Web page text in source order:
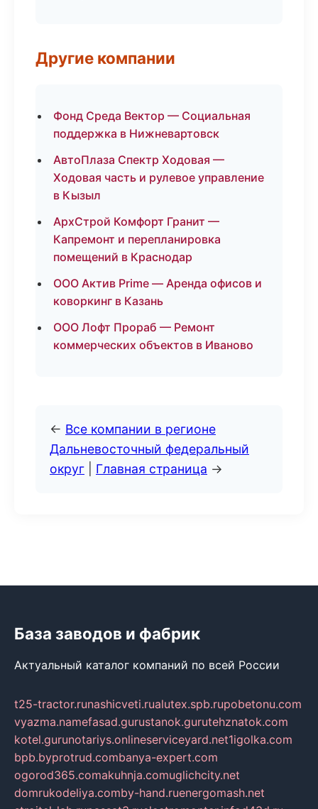
Другие компании
Фонд Среда Вектор — Социальная
поддержка в Нижневартовск
АвтоПлаза Спектр Ходовая —
Ходовая часть и рулевое управление
в Кызыл
АрхСтрой Комфорт Гранит —
Капремонт и перепланировка
помещений в Краснодар
ООО Актив Prime — Аренда офисов и
коворкинг в Казань
ООО Лофт Прораб — Ремонт
коммерческих объектов в Иваново
← Все компании в регионе
Дальневосточный федеральный
округ
Главная страница →
База заводов и фабрик
Актуальный каталог компаний по всей России
t25-tractor.runashicveti.rualutex.spb.rupobetonu.com
vyazma.namefasad.gurustanok.gurutehznatok.com
kotel.gurunotariys.onlineserviceyard.net1igolka.com
bpb.byprotrud.combanya-expert.com
ogorod365.comakuhnja.comuglichcity.net
domrukodeliya.comby-hand.ruenergomash.net